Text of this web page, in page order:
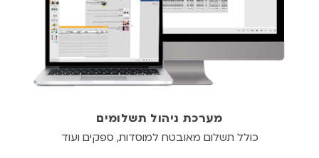
מערכת ניהול תשלומים
כולל תשלום מאובטח למוסדות, ספקים ועוד